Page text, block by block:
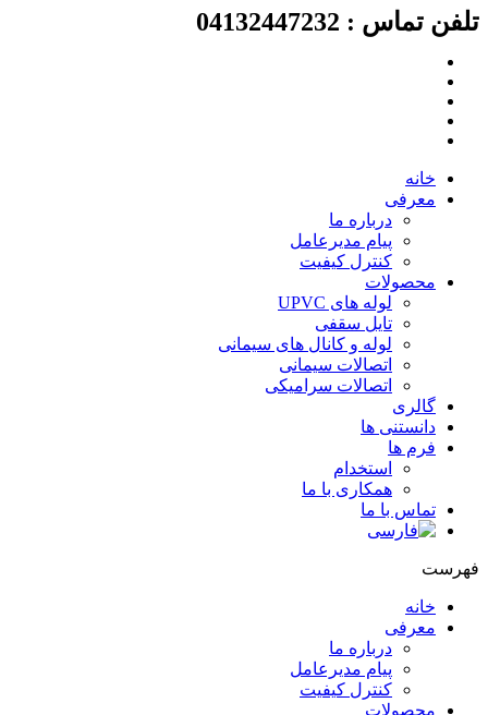
تلفن تماس : 04132447232
خانه
معرفی
درباره ما
پیام مدیرعامل
کنترل کیفیت
محصولات
لوله های UPVC
تایل سقفی
لوله و کانال های سیمانی
اتصالات سیمانی
اتصالات سرامیکی
گالری
دانستنی ها
فرم ها
استخدام
همکاری با ما
تماس با ما
فهرست
خانه
معرفی
درباره ما
پیام مدیرعامل
کنترل کیفیت
محصولات